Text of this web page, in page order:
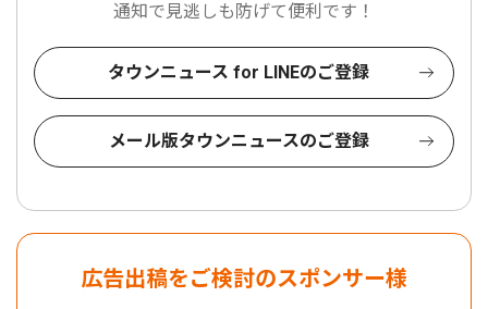
通知で見逃しも防げて便利です！
タウンニュース for LINEのご登録
メール版タウンニュースのご登録
広告出稿をご検討のスポンサー様